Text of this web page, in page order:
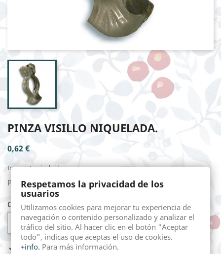
PINZA VISILLO NIQUELADA.
0,62 €
Impuestos incluidos
PINZA VISILLO NIQUELADA.
Cantidad
 AÑADIR AL CARRITO
 In Stock
Respetamos la privacidad de los
usuarios
Utilizamos cookies para mejorar tu experiencia de
navegación o contenido personalizado y analizar el
tráfico del sitio. Al hacer clic en el botón "Aceptar
todo", indicas que aceptas el uso de cookies.
+info. Para más información.